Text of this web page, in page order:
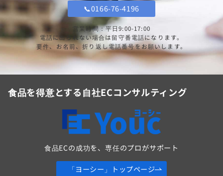
📞0166-76-4196
営業時間：平日9:00-17:00
電話に出られない場合は留守番電話になります。
要件、お名前、折り返し電話番号をお願いします。
食品を得意とする自社ECコンサルティング
食品ECの成功を、専任のプロがサポート
「ヨーシー」トップページ